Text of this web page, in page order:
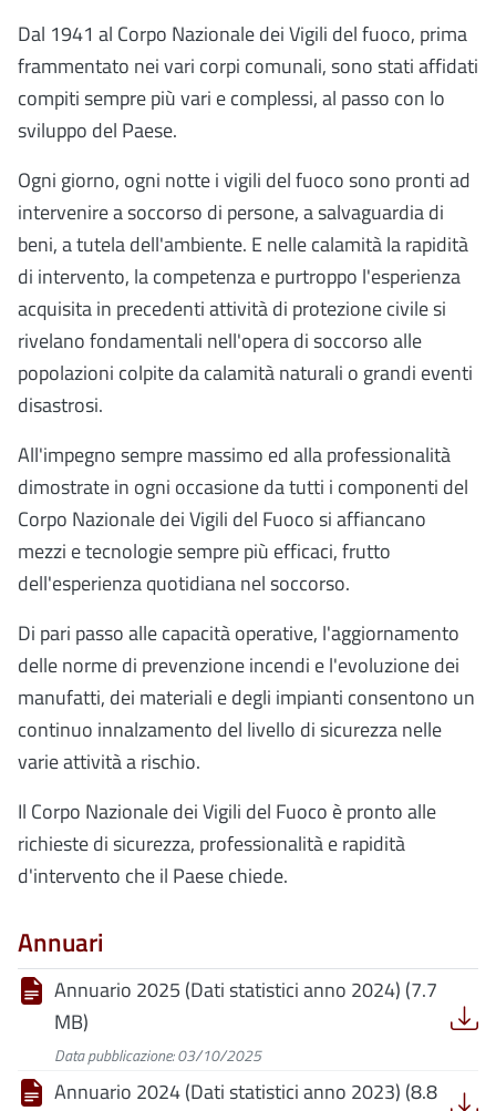
Dal 1941 al Corpo Nazionale dei Vigili del fuoco, prima
frammentato nei vari corpi comunali, sono stati affidati
compiti sempre più vari e complessi, al passo con lo
sviluppo del Paese.
Ogni giorno, ogni notte i vigili del fuoco sono pronti ad
intervenire a soccorso di persone, a salvaguardia di
beni, a tutela dell'ambiente. E nelle calamità la rapidità
di intervento, la competenza e purtroppo l'esperienza
acquisita in precedenti attività di protezione civile si
rivelano fondamentali nell'opera di soccorso alle
popolazioni colpite da calamità naturali o grandi eventi
disastrosi.
All'impegno sempre massimo ed alla professionalità
dimostrate in ogni occasione da tutti i componenti del
Corpo Nazionale dei Vigili del Fuoco si affiancano
mezzi e tecnologie sempre più efficaci, frutto
dell'esperienza quotidiana nel soccorso.
Di pari passo alle capacità operative, l'aggiornamento
delle norme di prevenzione incendi e l'evoluzione dei
manufatti, dei materiali e degli impianti consentono un
continuo innalzamento del livello di sicurezza nelle
varie attività a rischio.
Il Corpo Nazionale dei Vigili del Fuoco è pronto alle
richieste di sicurezza, professionalità e rapidità
d'intervento che il Paese chiede.
Annuari
Annuario 2025 (Dati statistici anno 2024) (7.7
MB)
Data pubblicazione: 03/10/2025
Annuario 2024 (Dati statistici anno 2023) (8.8